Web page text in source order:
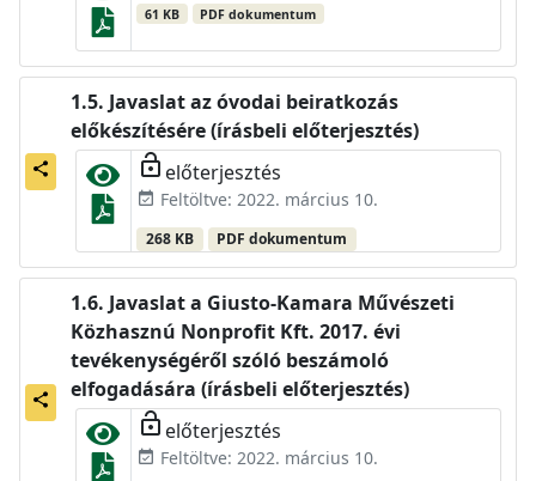
61 KB PDF dokumentum
share
Javaslat az óvodai beiratkozás
előkészítésére (írásbeli előterjesztés)
lock_open előterjesztés
event_available Feltöltve: 2022. március 10.
268 KB PDF dokumentum
share
Javaslat a Giusto-Kamara Művészeti
Közhasznú Nonprofit Kft. 2017. évi
tevékenységéről szóló beszámoló
elfogadására (írásbeli előterjesztés)
lock_open előterjesztés
event_available Feltöltve: 2022. március 10.